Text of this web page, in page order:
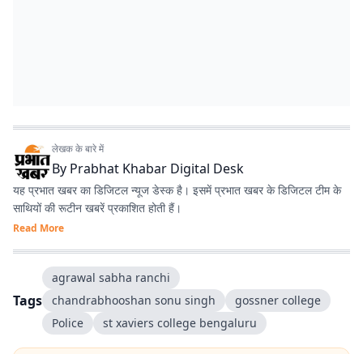
लेखक के बारे में
By Prabhat Khabar Digital Desk
यह प्रभात खबर का डिजिटल न्यूज डेस्क है। इसमें प्रभात खबर के डिजिटल टीम के
साथियों की रूटीन खबरें प्रकाशित होती हैं।
Read More
Tags
agrawal sabha ranchi
chandrabhooshan sonu singh
gossner college
Police
st xaviers college bengaluru